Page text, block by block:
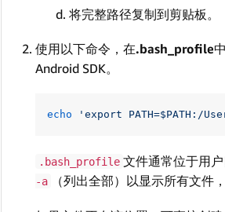
将完整路径复制到剪贴板。
使用以下命令，在.bash_profile
Android SDK。
echo 'export PATH=$PATH:/
.bash_profile 文件通常位于用
-a
（列出全部）以显示所有文件